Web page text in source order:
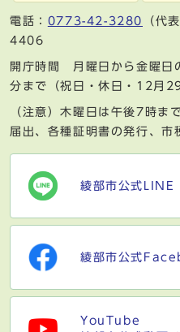
電話： 0773-42-3280
（代
4406
開庁時間 月曜日から金曜日
分まで（祝日・休日・12月
（注意）木曜日は午後7時ま
届出、各種証明書の発行、市
綾部市公式LINE
綾部市公式
YouTube